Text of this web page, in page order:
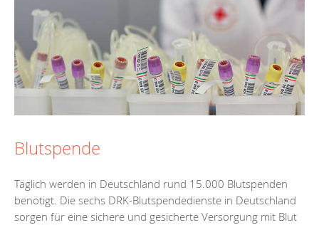
Blutspende
Täglich werden in Deutschland rund 15.000 Blutspenden
benötigt. Die sechs DRK-Blutspendedienste in Deutschland
sorgen für eine sichere und gesicherte Versorgung mit Blut